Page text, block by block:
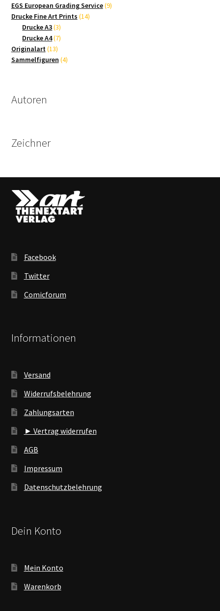
EGS European Grading Service 99
Drucke Fine Art Prints 1414
Drucke A3 33
Produkte
Drucke A4 77
Originalart 1313
Produkte
Sammelfiguren 44
Autoren
Zeichner
Facebook
Twitter
Comicforum
Informationen
Versand
Widerrufsbelehrung
Zahlungsarten
► Vertrag widerrufen
AGB
Impressum
Datenschutzbelehrung
Dein Konto
Mein Konto
Warenkorb